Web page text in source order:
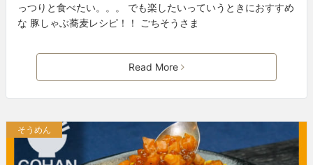
っつりと食べたい。。。 でも楽したいっていうときにおすすめ
な 豚しゃぶ蕎麦レシピ！！ ごちそうさま
Read More
そうめん